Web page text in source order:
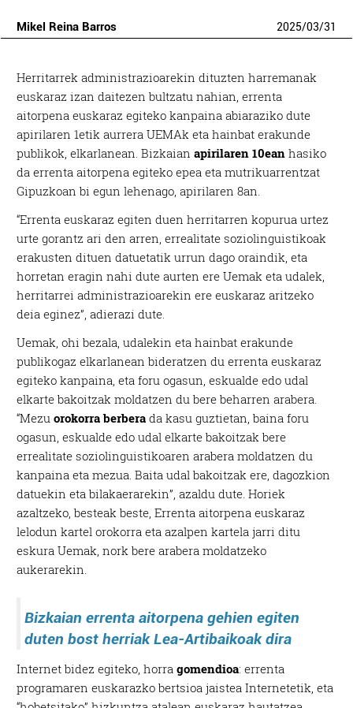
Mikel Reina Barros 2025/03/31
Herritarrek administrazioarekin dituzten harremanak
euskaraz izan daitezen bultzatu nahian, errenta
aitorpena euskaraz egiteko kanpaina abiaraziko dute
apirilaren 1etik aurrera UEMAk eta hainbat erakunde
publikok, elkarlanean. Bizkaianapirilaren 10ean hasiko
da errenta aitorpena egiteko epea eta mutrikuarrentzat
Gipuzkoan bi egun lehenago, apirilaren 8an.
“Errenta euskaraz egiten duen herritarren kopurua urtez
urte gorantz ari den arren, errealitate soziolinguistikoak
erakusten dituen datuetatik urrun dago oraindik, eta
horretan eragin nahi dute aurten ere Uemak eta udalek,
herritarrei administrazioarekin ere euskaraz aritzeko
deia eginez”,adierazi dute.
Uemak, ohi bezala, udalekin eta hainbat erakunde
publikogaz elkarlanean bideratzen du errenta euskaraz
egiteko kanpaina, eta foru ogasun, eskualde edo udal
elkarte bakoitzak moldatzen du bere beharren arabera.
“Mezu orokorra berbera da kasu guztietan, baina foru
ogasun, eskualde edo udal elkarte bakoitzak bere
errealitate soziolinguistikoaren arabera moldatzen du
kanpaina eta mezua. Baita udal bakoitzak ere, dagozkion
datuekin eta bilakaerarekin”, azaldu dute. Horiek
azaltzeko, besteak beste, Errenta aitorpena euskaraz
lelodun kartel orokorra eta azalpen kartela jarri ditu
eskura Uemak, nork bere arabera moldatzeko
aukerarekin.
Bizkaian errenta aitorpena gehien egiten
duten bost herriak Lea-Artibaikoak dira
Internet bidez egiteko, horragomendioa: errenta
programaren euskarazko bertsioa jaistea Internetetik, eta